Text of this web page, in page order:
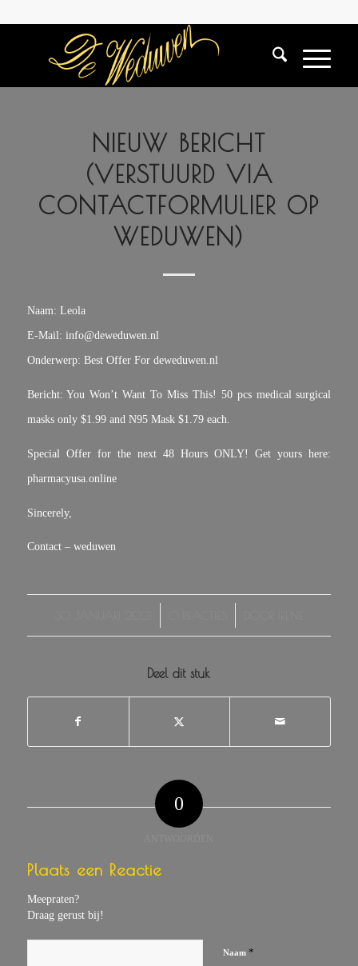
NIEUW BERICHT
(VERSTUURD VIA
CONTACTFORMULIER OP
WEDUWEN)
Naam: Leola
E-Mail: info@deweduwen.nl
Onderwerp: Best Offer For deweduwen.nl
Bericht: You Won’t Want To Miss This! 50 pcs medical surgical
masks only $1.99 and N95 Mask $1.79 each.
Special Offer for the next 48 Hours ONLY! Get yours here:
pharmacyusa.online
Sincerely,
Contact – weduwen
Deel dit stuk
0
Plaats een Reactie
Meepraten?
Draag gerust bij!
Naam *